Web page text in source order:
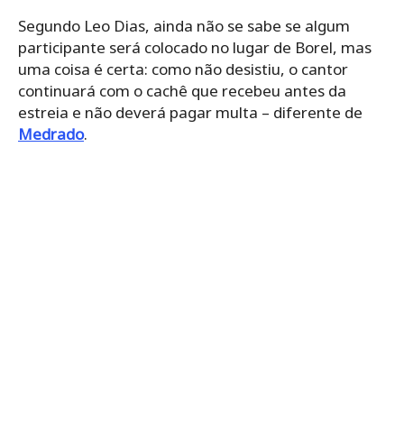
Segundo Leo Dias, ainda não se sabe se algum
participante será colocado no lugar de Borel, mas
uma coisa é certa: como não desistiu, o cantor
continuará com o cachê que recebeu antes da
estreia e não deverá pagar multa – diferente de
Medrado.